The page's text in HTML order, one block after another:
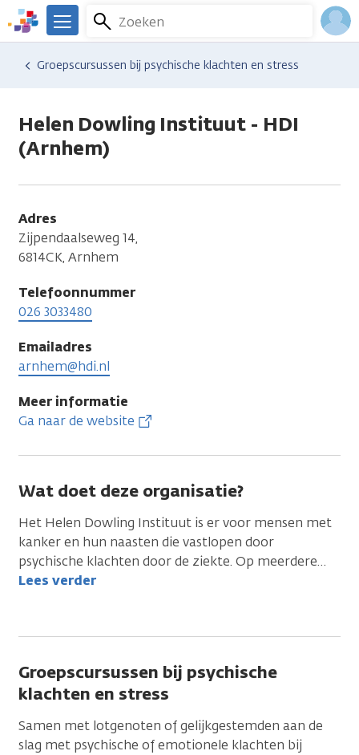
Overslaan
en
naar
We
er
Kanker.nl
Zoeken
Menu
Hulp en ondersteuning
Vind hulp bij kanker
Groepscursussen bij psychische klachten en stress
Helen Dowling Instituut - HDI
(Arnhem)
Adres
Zijpendaalseweg 14,
6814CK, Arnhem
Telefoonnummer
026 3033480
Emailadres
arnhem@hdi.nl
Meer informatie
Ga naar de website
Wat doet deze organisatie?
Het Helen Dowling Instituut is er voor mensen met
kanker en hun naasten die vastlopen door
psychische klachten door de ziekte. Op meerdere…
Lees verder
Groepscursussen bij psychische
klachten en stress
Samen met lotgenoten of gelijkgestemden aan de
slag met psychische of emotionele klachten bij